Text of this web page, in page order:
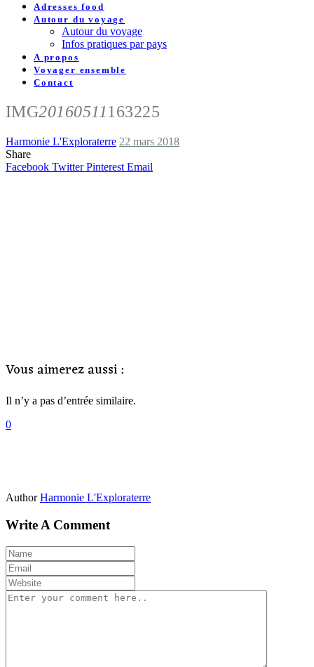
Adresses food
Autour du voyage
Autour du voyage
Infos pratiques par pays
A propos
Voyager ensemble
Contact
IMG20160511163225
Harmonie L'Exploraterre 22 mars 2018
Share
Facebook Twitter Pinterest Email
Vous aimerez aussi :
Il n’y a pas d’entrée similaire.
0
Author Harmonie L'Exploraterre
Write A Comment